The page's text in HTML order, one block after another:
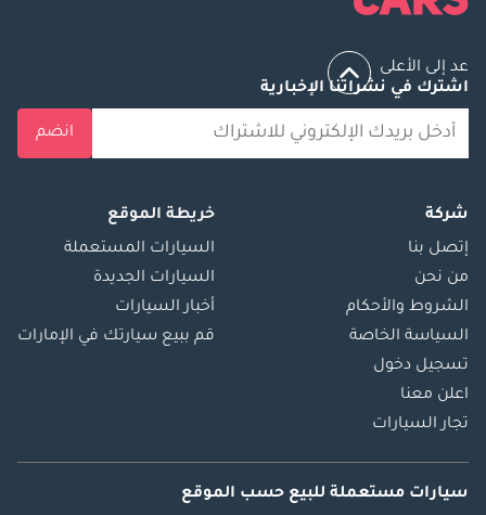
عد إلى الأعلى
اشترك في نشراتنا الإخبارية
انضم
شركة
إتصل بنا
من نحن
الشروط والأحكام
السياسة الخاصة
تسجيل دخول
اعلن معنا
تجار السيارات
خريطة الموقع
السيارات المستعملة
السيارات الجديدة
أخبار السيارات
قم ببيع سيارتك في الإمارات
سيارات مستعملة للبيع حسب الموقع